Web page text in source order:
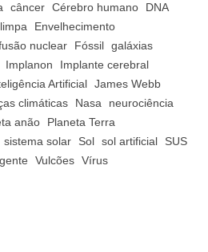
câncer Cérebro humano
DNA
Envelhecimento
nuclear Fóssil galáxias
Implanon
Implante cerebral
Artificial James Webb
climáticas Nasa
neurociência
anão
Planeta Terra
sistema solar Sol sol artificial
SUS
Vulcões Vírus